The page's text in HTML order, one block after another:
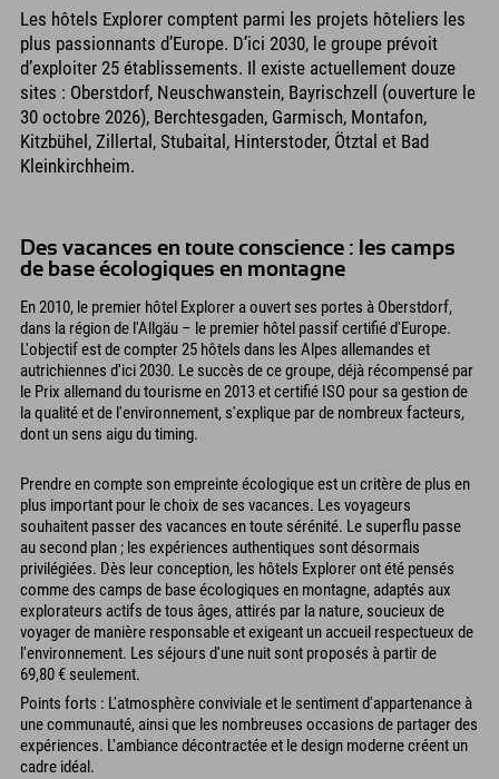
Les hôtels Explorer comptent parmi les projets hôteliers les
plus passionnants d’Europe. D’ici 2030, le groupe prévoit
d’exploiter 25 établissements. Il existe actuellement douze
sites : Oberstdorf, Neuschwanstein, Bayrischzell (ouverture le
30 octobre 2026), Berchtesgaden, Garmisch, Montafon,
Kitzbühel, Zillertal, Stubaital, Hinterstoder, Ötztal et Bad
Kleinkirchheim.
Des vacances en toute conscience : les camps
de base écologiques en montagne
En 2010, le premier hôtel Explorer a ouvert ses portes à Oberstdorf,
dans la région de l'Allgäu – le premier hôtel passif certifié d'Europe.
L'objectif est de compter 25 hôtels dans les Alpes allemandes et
autrichiennes d'ici 2030. Le succès de ce groupe, déjà récompensé par
le Prix allemand du tourisme en 2013 et certifié ISO pour sa gestion de
la qualité et de l'environnement, s'explique par de nombreux facteurs,
dont un sens aigu du timing.
Prendre en compte son empreinte écologique est un critère de plus en
plus important pour le choix de ses vacances. Les voyageurs
souhaitent passer des vacances en toute sérénité. Le superflu passe
au second plan ; les expériences authentiques sont désormais
privilégiées. Dès leur conception, les hôtels Explorer ont été pensés
comme des camps de base écologiques en montagne, adaptés aux
explorateurs actifs de tous âges, attirés par la nature, soucieux de
voyager de manière responsable et exigeant un accueil respectueux de
l'environnement. Les séjours d'une nuit sont proposés à partir de
69,80 € seulement.
Points forts : L'atmosphère conviviale et le sentiment d'appartenance à
une communauté, ainsi que les nombreuses occasions de partager des
expériences. L'ambiance décontractée et le design moderne créent un
cadre idéal.